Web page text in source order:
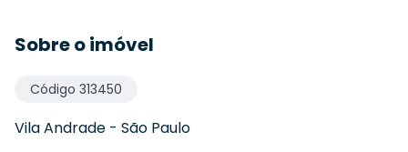
Sobre o imóvel
Código 313450
Vila Andrade - São Paulo